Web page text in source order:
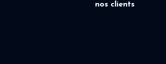
nos clients